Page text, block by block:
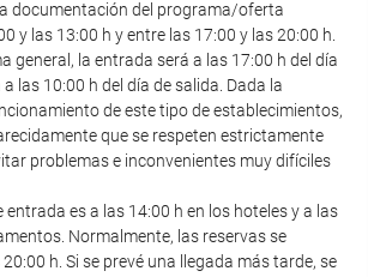
documentación del programa/oferta
y las 13:00 h y entre las 17:00 y las 20:00 h.
general, la entrada será a las 17:00 h del día
las 10:00 h del día de salida. Dada la
de este tipo de establecimientos,
que se respeten estrictamente
problemas e inconvenientes muy difíciles
entrada es a las 14:00 h en los hoteles y a las
Normalmente, las reservas se
h. Si se prevé una llegada más tarde, se